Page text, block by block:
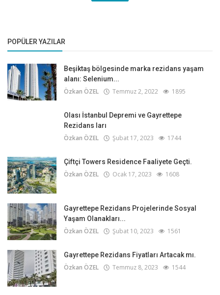
POPÜLER YAZILAR
Beşiktaş bölgesinde marka rezidans yaşam
alanı: Selenium...
Özkan ÖZEL Temmuz 2, 2022 1895
Olası İstanbul Depremi ve Gayrettepe
Rezidans ları
Özkan ÖZEL Şubat 17, 2023 1744
Çiftçi Towers Residence Faaliyete Geçti.
Özkan ÖZEL Ocak 17, 2023 1608
Gayrettepe Rezidans Projelerinde Sosyal
Yaşam Olanakları...
Özkan ÖZEL Şubat 10, 2023 1561
Gayrettepe Rezidans Fiyatları Artacak mı.
Özkan ÖZEL Temmuz 8, 2023 1544